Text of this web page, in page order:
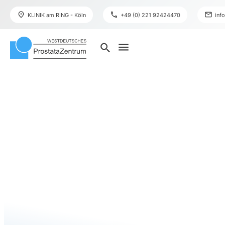
place KLINIK am RING - Köln phone +49 (0) 221 92424470 mail
search menu